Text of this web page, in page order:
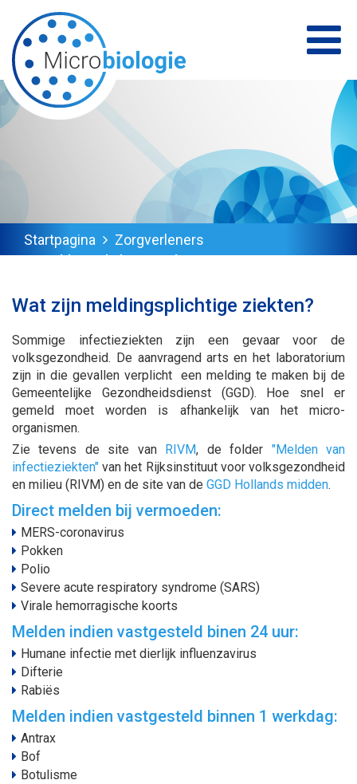
Startpagina
Zorgverleners
Meldingsplichtige ziekten
Wat zijn meldingsplichtige ziekten?
Sommige infectieziekten zijn een gevaar voor de
volksgezondheid. De aanvragend arts en het laboratorium
zijn in die gevallen verplicht een melding te maken bij de
Gemeentelijke Gezondheidsdienst (GGD). Hoe snel er
gemeld moet worden is afhankelijk van het micro-
organismen.
Zie tevens de site van RIVM, de folder "Melden van
infectieziekten" van het Rijksinstituut voor volksgezondheid
en milieu (RIVM) en de site van de GGD Hollands midden.
Direct melden bij vermoeden:
MERS-coronavirus
Pokken
Polio
Severe acute respiratory syndrome (SARS)
Virale hemorragische koorts
Melden indien vastgesteld binen 24 uur:
Humane infectie met dierlijk influenzavirus
Difterie
Rabiës
Melden indien vastgesteld binnen 1 werkdag:
Antrax
Bof
Botulisme